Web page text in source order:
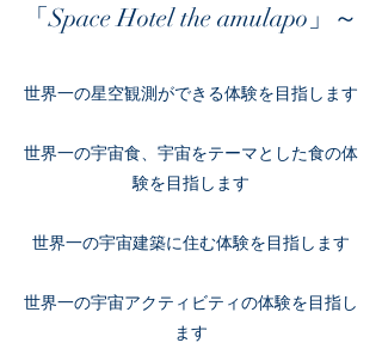
「Space Hotel the amulapo 」～
世界一の星空観測ができる体験を目指します
世界一の宇宙食、宇宙をテーマとした食の体
験を目指します
世界一の宇宙建築に住む体験を目指します
世界一の宇宙アクティビティの体験を目指し
ます